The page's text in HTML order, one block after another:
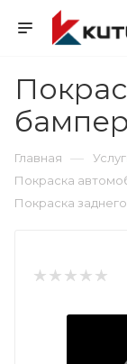
Главная —
Покраска
Покраска